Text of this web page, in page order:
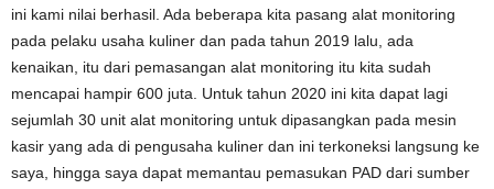
ini kami nilai berhasil. Ada beberapa kita pasang alat monitoring
pada pelaku usaha kuliner dan pada tahun 2019 lalu, ada
kenaikan, itu dari pemasangan alat monitoring itu kita sudah
mencapai hampir 600 juta. Untuk tahun 2020 ini kita dapat lagi
sejumlah 30 unit alat monitoring untuk dipasangkan pada mesin
kasir yang ada di pengusaha kuliner dan ini terkoneksi langsung ke
saya, hingga saya dapat memantau pemasukan PAD dari sumber